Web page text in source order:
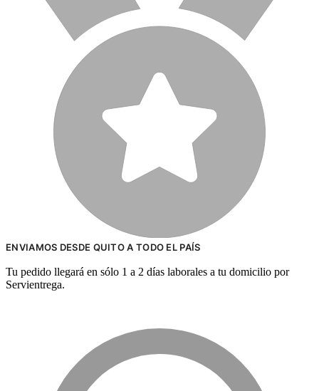
ENVIAMOS DESDE QUITO A TODO EL PAÍS
Tu pedido llegará en sólo 1 a 2 días laborales a tu domicilio por
Servientrega.